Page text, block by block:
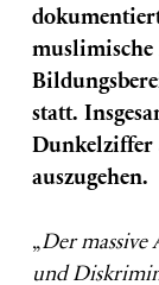
statt.
Dunkelziffer
auszugehen.
„Der
und